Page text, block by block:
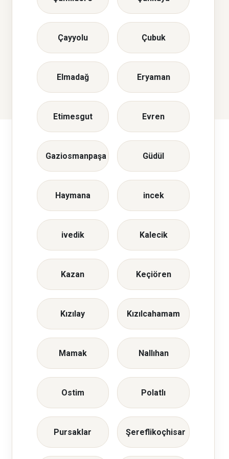
Çayyolu Çubuk
Elmadağ Eryaman
Etimesgut Evren
Gaziosmanpaşa Güdül
Haymana incek
ivedik Kalecik
Kazan Keçiören
Kızılay Kızılcahamam
Mamak Nallıhan
Ostim Polatlı
Pursaklar Şereflikoçhisar